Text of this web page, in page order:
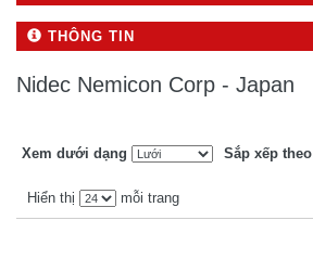
THÔNG TIN
Nidec Nemicon Corp - Japan
Xem dưới dạng Sắp xếp theo
Hiển thị mỗi trang